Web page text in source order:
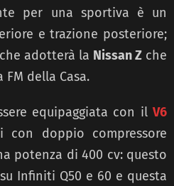
per una sportiva è un
e trazione posteriore;
adotterà la Nissan Zche
della Casa.
equipaggiata con il V6
doppio compressore
potenza di 400 cv: questo
Infiniti Q50 e 60 e questa